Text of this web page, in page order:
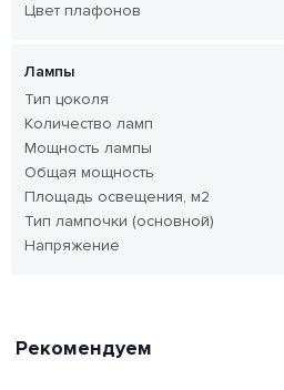
Цвет плафонов
Лампы
Тип цоколя
Количество ламп
Мощность лампы
Общая мощность
Площадь освещения, м2
Тип лампочки (основной)
Напряжение
Рекомендуем